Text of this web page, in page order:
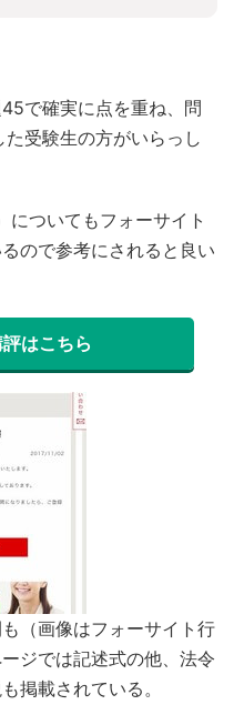
で確実に点を重ね、問
受験生の方がいらっし
ついてもフォーサイト
ので参考にされると良い
はこちら
（画像はフォーサイト行
ジでは記述式の他、法令
掲載されている。